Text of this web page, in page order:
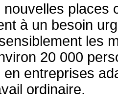
places
à un besoin
les
20 000
entreprises
ordinaire.